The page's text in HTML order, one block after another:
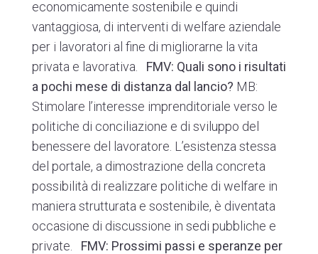
economicamente sostenibile e quindi
vantaggiosa, di interventi di welfare aziendale
per i lavoratori al fine di migliorarne la vita
privata e lavorativa. FMV: Quali sono i risultati
a pochi mese di distanza dal lancio? MB:
Stimolare l’interesse imprenditoriale verso le
politiche di conciliazione e di sviluppo del
benessere del lavoratore. L’esistenza stessa
del portale, a dimostrazione della concreta
possibilità di realizzare politiche di welfare in
maniera strutturata e sostenibile, è diventata
occasione di discussione in sedi pubbliche e
private. FMV: Prossimi passi e speranze per